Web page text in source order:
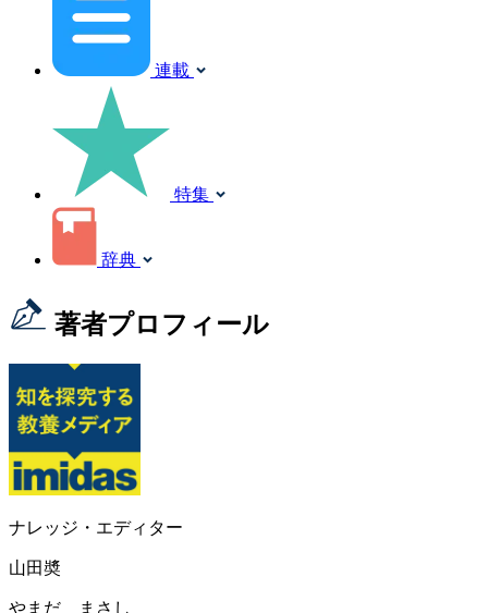
連載
特集
辞典
著者プロフィール
ナレッジ・エディター
山田奬
やまだ まさし